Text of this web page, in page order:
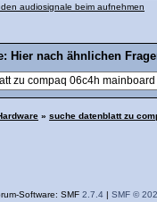
audiosignale beim aufnehmen
Hier nach ähnlichen
» suche datenblatt zu
Software: SMF 2.7.4 | SMF ©